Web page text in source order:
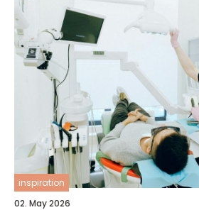
inspiration
02. May 2026